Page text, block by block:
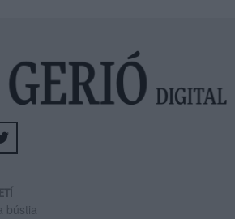
bústia